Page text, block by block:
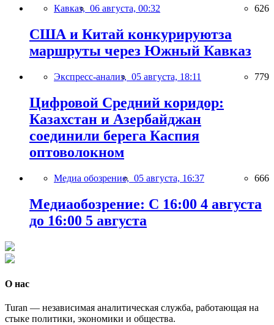
Кавказ, 06 августа, 00:32 626
США и Китай конкурируютза
маршруты через Южный Кавказ
Экспресс-анализ, 05 августа, 18:11 779
Цифровой Средний коридор:
Казахстан и Азербайджан
соединили берега Каспия
оптоволокном
Медиа обозрение, 05 августа, 16:37 666
Медиаобозрение: С 16:00 4 августа
до 16:00 5 августа
О нас
Turan — независимая аналитическая служба, работающая на
стыке политики, экономики и общества.